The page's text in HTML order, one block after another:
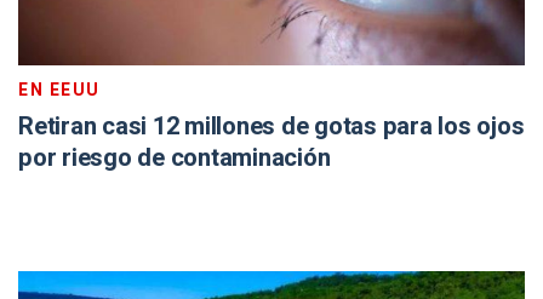
EN EEUU
Retiran casi 12 millones de gotas para los ojos
por riesgo de contaminación